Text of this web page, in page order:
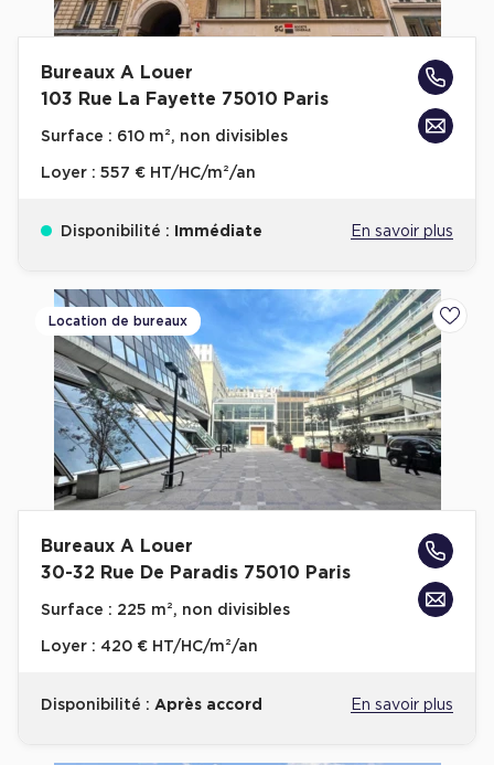
Bureaux A Louer
103 Rue La Fayette 75010 Paris
Surface : 610 m², non divisibles
Loyer : 557 € HT/HC/m²/an
Disponibilité : Immédiate En savoir plus
Location de bureaux
Bureaux A Louer
30-32 Rue De Paradis 75010 Paris
Surface : 225 m², non divisibles
Loyer : 420 € HT/HC/m²/an
Disponibilité : Après accord En savoir plus